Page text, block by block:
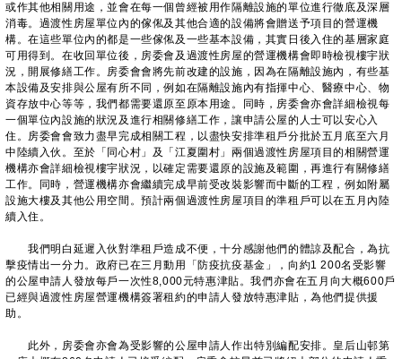
或作其他相關用途，並會在每一個曾經被用作隔離設施的單位進行徹底及深層
消毒。過渡性房屋單位內的傢俬及其他合適的設備將會贈送予項目的營運機
構。在這些單位內的都是一些傢俬及一些基本設備，其實日後入住的基層家庭
可用得到。在收回單位後，房委會及過渡性房屋的營運機構會即時檢視樓宇狀
況，開展修繕工作。房委會會將先前改建的設施，因為在隔離設施內，有些基
本設備及安排與公屋有所不同，例如在隔離設施內有指揮中心、醫療中心、物
資存放中心等等，我們都需要還原至原本用途。同時，房委會亦會詳細檢視每
一個單位內設施的狀況及進行相關修繕工作，讓申請公屋的人士可以安心入
住。房委會會致力盡早完成相關工程，以盡快安排準租戶分批於五月底至六月
中陸續入伙。至於「同心村」及「江夏圍村」兩個過渡性房屋項目的相關營運
機構亦會詳細檢視樓宇狀況，以確定需要還原的設施及範圍，再進行有關修繕
工作。同時，營運機構亦會繼續完成早前受改裝影響而中斷的工程，例如附屬
設施大樓及其他公用空間。預計兩個過渡性房屋項目的準租戶可以在五月內陸
續入住。
我們明白延遲入伙對準租戶造成不便，十分感謝他們的體諒及配合，為抗
擊疫情出一分力。政府已在三月動用「防疫抗疫基金」，向約1 200名受影響
的公屋申請人發放每戶一次性8,000元特惠津貼。我們亦會在五月向大概600戶
已經與過渡性房屋營運機構簽署租約的申請人發放特惠津貼，為他們提供援
助。
此外，房委會亦會為受影響的公屋申請人作出特別編配安排。皇后山邨第